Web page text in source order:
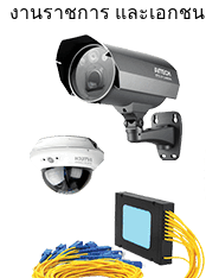
งานราชการ และเอกชน